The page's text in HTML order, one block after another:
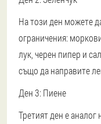
На този ден можете
ограничения:
лук, черен пипер и
също да направите
Ден 3: Пиене
Третият ден е аналог